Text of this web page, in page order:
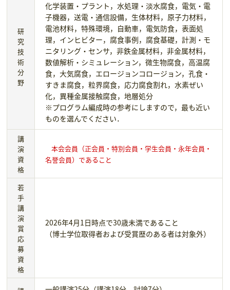
研
究
技
術
分
野
化学装置・プラント，水処理・淡水腐食，電気・電
子機器，送電・通信設備，生体材料，原子力材料，
電池材料，特殊環境，自動車，電気防食，表面処
理，インヒビター，腐食事例，腐食基礎，計測・モ
ニタリング・センサ，非鉄金属材料，非金属材料，
数値解析・シミュレーション，微生物腐食，高温腐
食，大気腐食，エロージョンコロージョン，孔食・
すきま腐食，粒界腐食，応力腐食割れ，水素ぜい
化，異種金属接触腐食，地層処分
※プログラム編成時の参考にしますので，最も近い
ものを選んでください．
講
演
資
格
本会会員（正会員・特別会員・学生会員・永年会員・
名誉会員）であること
若
手
講
演
賞
応
募
資
格
2026年4月1日時点で30歳未満であること
（博士学位取得者および受賞歴のある者は対象外）